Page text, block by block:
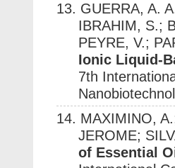
13. GUERRA, A.
IBRAHIM, S.;
PEYRE, V.;
Ionic Liquid-
7th
14. MAXIMINO,
JEROME;
of Essential